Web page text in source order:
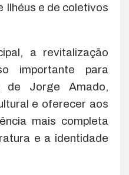
Ilhéus e de coletivos
a revitalização
importante para
de Jorge Amado,
e oferecer aos
mais completa
e a identidade